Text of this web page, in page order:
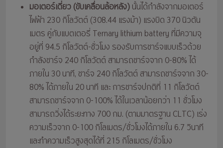
มอเตอร์เดี่ยว (ขับเคลื่อนล้อหลัง)นั้นได้กำลังจากมอเตอร์
ไฟฟ้า 230 กิโลวัตต์ (308.44 แรงม้า) แรงบิด 370 นิวตัน
เมตร คู่กับแบตเตอรี่ Ternary lithium battery ที่มีความจุ
อยู่ที่ 94.5 กิโลวัตต์-ชั่วโมง รองรับการชาร์จแบบเร็วด้วย
กำลังชาร์จ 240 กิโลวัตต์ สามารถชาร์จจาก 0-80% ได้
ภายใน 30 นาที, ชาร์จ 240 กิโลวัตต์ สามารถชาร์จจาก 30-
80% ได้ภายใน 20 นาที และ การชาร์จปกติที่ 11 กิโลวัตต์
สามารถชาร์จจาก 0-100% ได้ในเวลาน้อยกว่า 11 ชั่วโมง
สามารถวิ่งได้ระยะทาง 700 กม. (ตามมาตรฐาน CLTC) เร่ง
ความเร็วจาก 0-100 กิโลเมตร/ชั่วโมงได้ภายใน 6.7 วินาที
และทำความเร็วสูงสุดได้ที่ 215 กิโลเมตร/ชั่วโมง